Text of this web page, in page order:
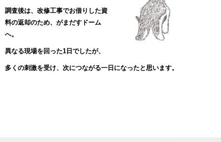
調査後は、改修工事でお借りした資
料の返却のため、がまだすドーム
へ。
異なる現場を回った1日でしたが、
多くの刺激を受け、次につながる一日になったと思います。